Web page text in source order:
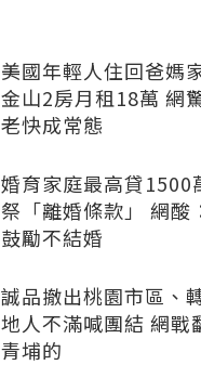
美國年輕人住回爸媽
金山2房月租18萬 網
老快成常態
婚育家庭最高貸1500
祭「離婚條款」 網酸
鼓勵不結婚
誠品撤出桃園市區、
地人不滿喊團結 網戰
青埔的